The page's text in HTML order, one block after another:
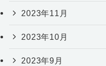
2023年11月
2023年10月
2023年9月